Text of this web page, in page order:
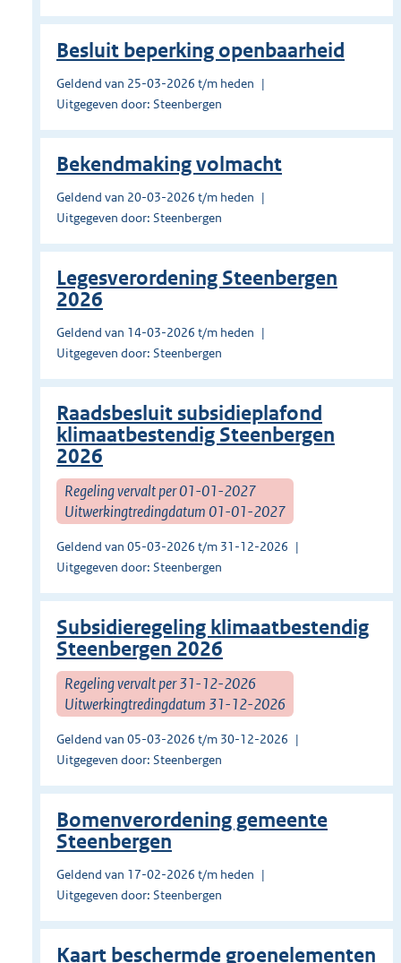
Besluit beperking openbaarheid
Geldend van 25-03-2026 t/m heden
Uitgegeven door: Steenbergen
Bekendmaking volmacht
Geldend van 20-03-2026 t/m heden
Uitgegeven door: Steenbergen
Legesverordening Steenbergen
2026
Geldend van 14-03-2026 t/m heden
Uitgegeven door: Steenbergen
Raadsbesluit subsidieplafond
klimaatbestendig Steenbergen
2026
Regeling vervalt per 01-01-2027
Uitwerkingtredingdatum 01-01-2027
Geldend van 05-03-2026 t/m 31-12-2026
Uitgegeven door: Steenbergen
Subsidieregeling klimaatbestendig
Steenbergen 2026
Regeling vervalt per 31-12-2026
Uitwerkingtredingdatum 31-12-2026
Geldend van 05-03-2026 t/m 30-12-2026
Uitgegeven door: Steenbergen
Bomenverordening gemeente
Steenbergen
Geldend van 17-02-2026 t/m heden
Uitgegeven door: Steenbergen
Kaart beschermde groenelementen